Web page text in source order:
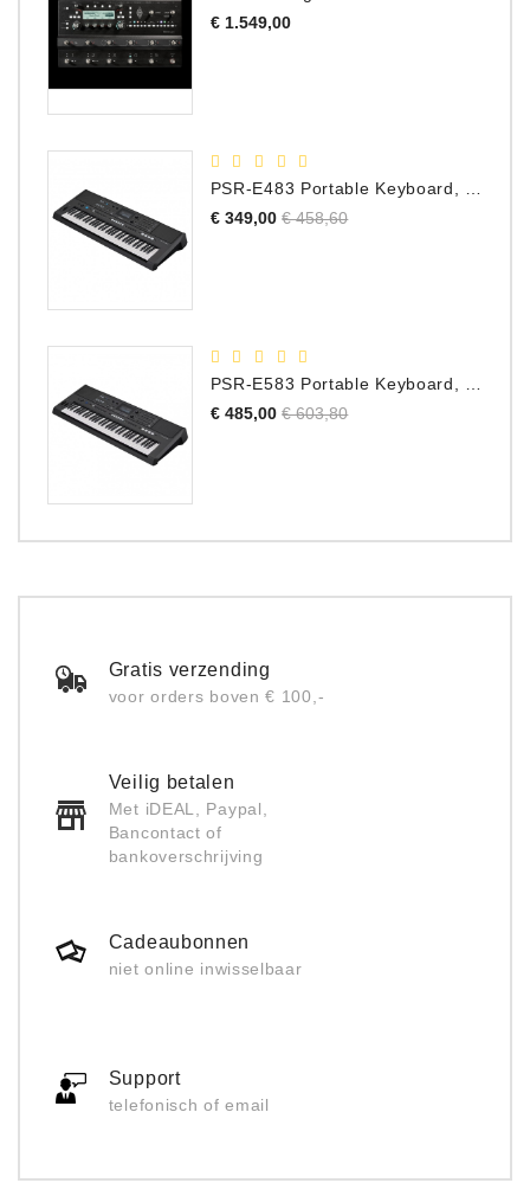
€ 1.549,00Prijs
€ 349,00 Normale
€ 458,60Prijs
€ 485,00 Normale
€ 603,80Prijs
Gratis verzending
voor orders boven € 100,-
Veilig betalen
Met iDEAL, Paypal,
Bancontact of
bankoverschrijving
Cadeaubonnen
niet online inwisselbaar
Support
telefonisch of email